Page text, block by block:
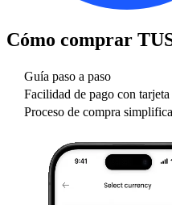
Cómo comprar
Guía paso a paso
Facilidad de pago con
Proceso de compra